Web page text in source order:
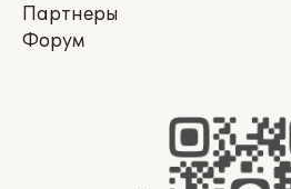
Партнеры
Форум